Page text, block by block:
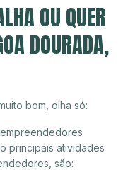
OU QUER
DOURADA,
bom, olha só:
principais atividades
são: